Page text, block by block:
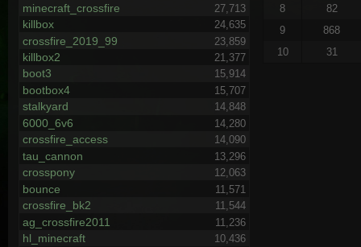
minecraft_crossfire 27,713
killbox 24,635
crossfire_2019_99 23,859
killbox2 21,377
boot3 15,914
bootbox4 15,707
stalkyard 14,848
6000_6v6 14,280
crossfire_access 14,090
tau_cannon 13,296
crosspony 12,063
bounce 11,571
crossfire_bk2 11,544
ag_crossfire2011 11,236
hl_minecraft 10,436
8
82
9
868
10
31